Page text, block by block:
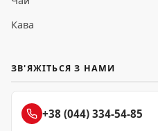
Кава
ЗВ'ЯЖІТЬСЯ З НАМИ
+38 (044) 334-54-85